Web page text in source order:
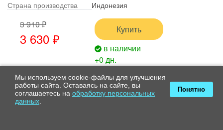
Страна производства
Индонезия
3 910 ₽
3 630 ₽
Купить
в наличии
+0 дн.
Стеклоочистители Fenox Evolution
Мы используем cookie-файлы для улучшения
работы сайта. Оставаясь на сайте, вы
соглашаетесь на обработку персональных
данных
Понятно